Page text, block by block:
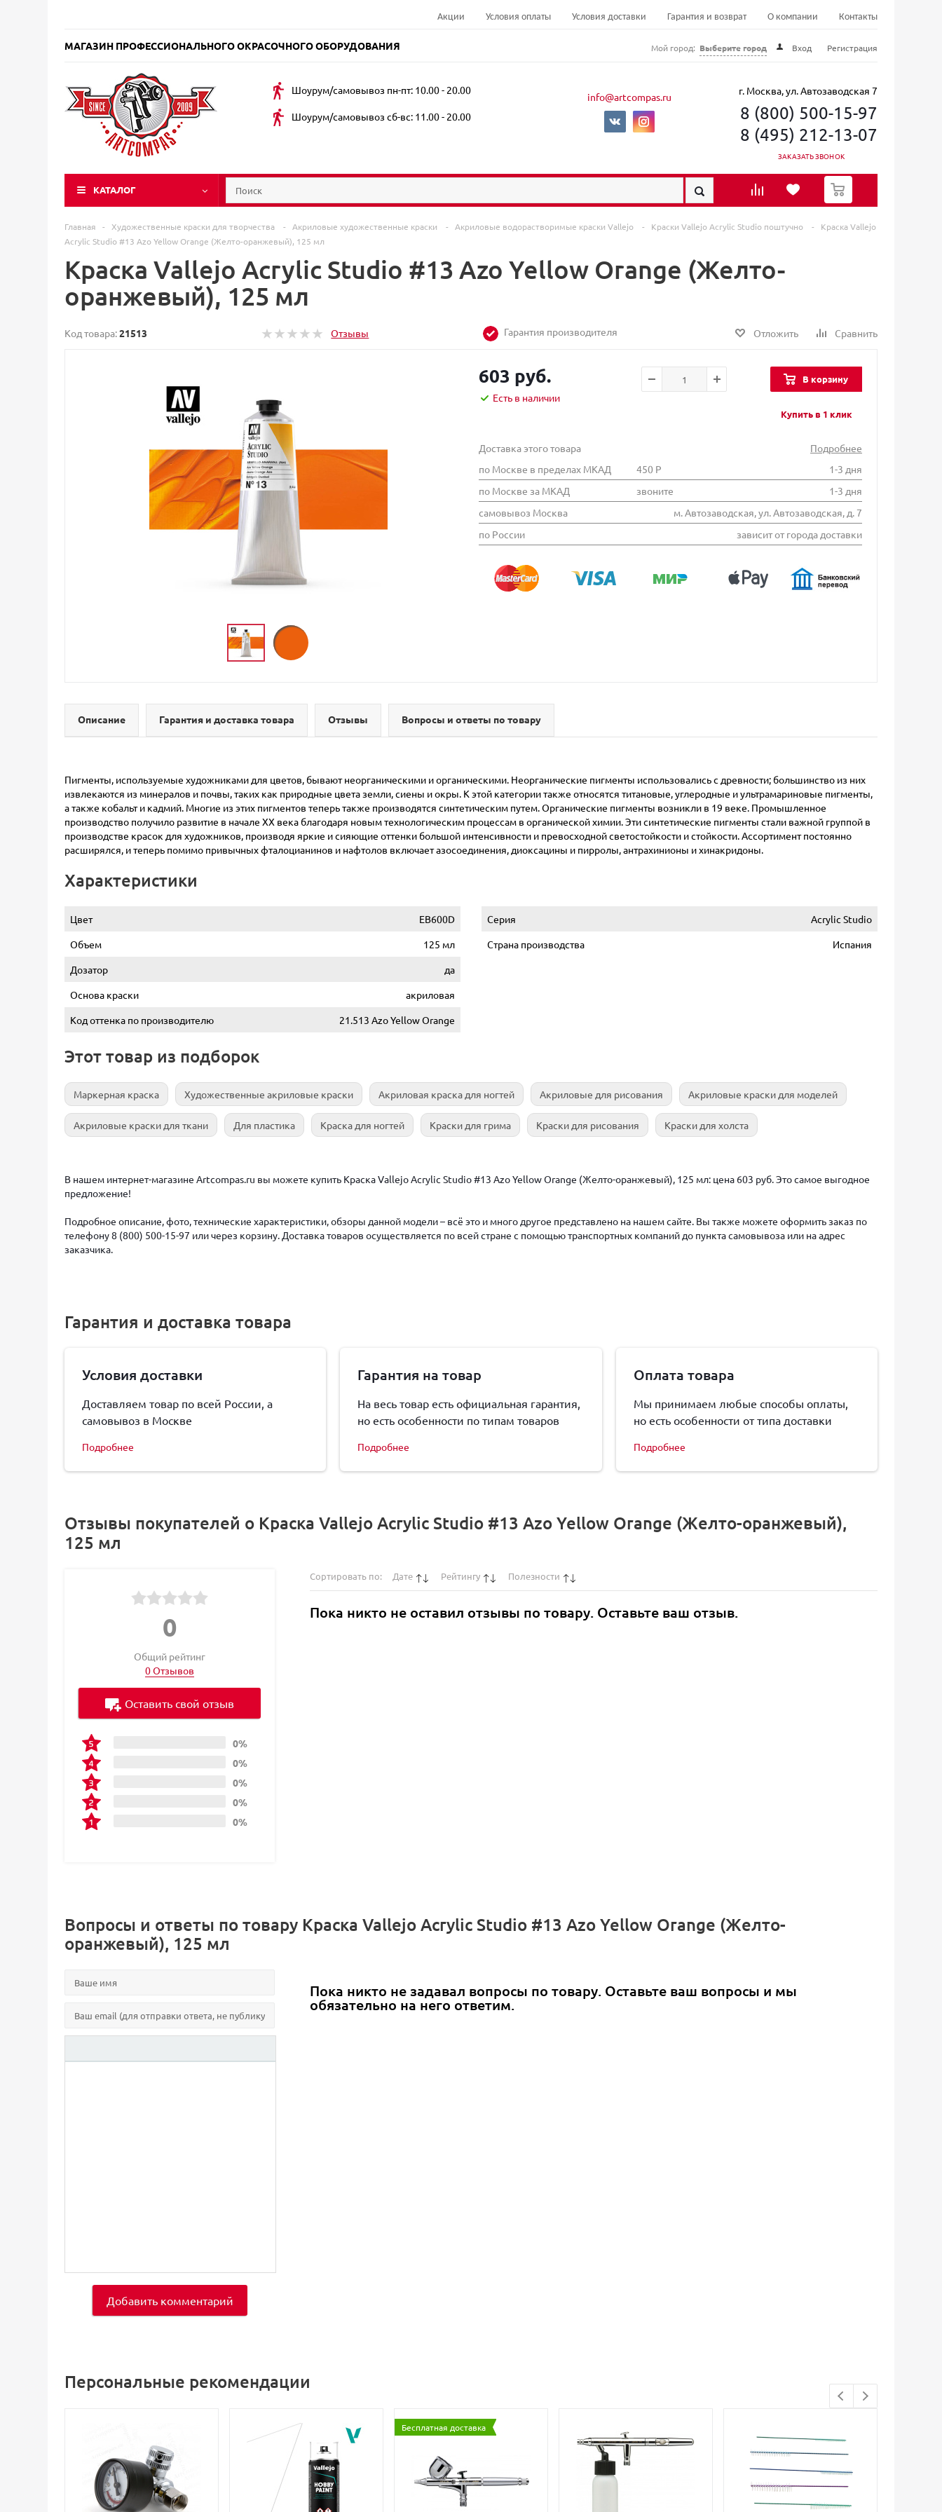
Акции Условия оплаты Условия доставки Гарантия и возврат О компании Контакты
МАГАЗИН ПРОФЕССИОНАЛЬНОГО ОКРАСОЧНОГО ОБОРУДОВАНИЯ Мой город: Выберите город Вход Регистрация
Шоурум/самовывоз пн-пт: 10.00 - 20.00
Шоурум/самовывоз сб-вс: 11.00 - 20.00
info@artcompas.ru г. Москва, ул. Автозаводская 7
8 (800) 500-15-97
8 (495) 212-13-07
ЗАКАЗАТЬ ЗВОНОК
КАТАЛОГ
0
Главная - Художественные краски для творчества - Акриловые художественные краски - Акриловые водорастворимые краски Vallеjo - Краски Vallеjo Acrylic Studio поштучно -
Краска Vallejo
Acrylic Studio #13 Azo Yellow Orange (Желто-оранжевый), 125 мл
Краска Vallejo Acrylic Studio #13 Azo Yellow Orange (Желто-
оранжевый), 125 мл
Код товара:21513 Отзывы Гарантия производителя Отложить Сравнить
603 руб.
Есть в наличии
В корзину
Купить в 1 клик
Доставка этого товара
Подробнее
по Москве в пределах МКАД
450 Р
1-3 дня
по Москве за МКАД
звоните
1-3 дня
самовывоз Москва
м. Автозаводская, ул. Автозаводская, д. 7
по России
зависит от города доставки
Описание Гарантия и доставка товара Отзывы Вопросы и ответы по товару
Пигменты, используемые художниками для цветов, бывают неорганическими и органическими. Неорганические пигменты использовались с древности; большинство из них
извлекаются из минералов и почвы, таких как природные цвета земли, сиены и окры. К этой категории также относятся титановые, углеродные и ультрамариновые пигменты,
а также кобальт и кадмий. Многие из этих пигментов теперь также производятся синтетическим путем. Органические пигменты возникли в 19 веке. Промышленное
производство получило развитие в начале ХХ века благодаря новым технологическим процессам в органической химии. Эти синтетические пигменты стали важной группой в
производстве красок для художников, производя яркие и сияющие оттенки большой интенсивности и превосходной светостойкости и стойкости. Ассортимент постоянно
расширялся, и теперь помимо привычных фталоцианинов и нафтолов включает азосоединения, диоксацины и пирролы, антрахинионы и хинакридоны.
Характеристики
Цвет
EB600D
Объем
125 мл
Дозатор
да
Основа краски
акриловая
Код оттенка по производителю
21.513 Azo Yellow Orange
Серия
Acrylic Studio
Страна производства
Испания
Этот товар из подборок
Маркерная краска Художественные акриловые краски Акриловая краска для ногтей Акриловые для рисования Акриловые краски для моделей
Акриловые краски для ткани Для пластика Краска для ногтей Краски для грима Краски для рисования Краски для холста
В нашем интернет-магазине Artcompas.ru вы можете купить Краска Vallejo Acrylic Studio #13 Azo Yellow Orange (Желто-оранжевый), 125 мл: цена 603 руб. Это самое выгодное
предложение!
Подробное описание, фото, технические характеристики, обзоры данной модели – всё это и много другое представлено на нашем сайте. Вы также можете оформить заказ по
телефону 8 (800) 500-15-97 или через корзину. Доставка товаров осуществляется по всей стране с помощью транспортных компаний до пункта самовывоза или на адрес
заказчика.
Гарантия и доставка товара
Условия доставки
Доставляем товар по всей России, а
самовывоз в Москве
Подробнее
Гарантия на товар
На весь товар есть официальная гарантия,
но есть особенности по типам товаров
Подробнее
Оплата товара
Мы принимаем любые способы оплаты,
но есть особенности от типа доставки
Подробнее
Отзывы покупателей о Краска Vallejo Acrylic Studio #13 Azo Yellow Orange (Желто-оранжевый),
125 мл
0
Общий рейтинг
0 Отзывов
0%
0%
0%
0%
0%
Оставить свой отзыв
Сортировать по: Дате Рейтингу Полезности
Пока никто не оставил отзывы по товару. Оставьте ваш отзыв.
Вопросы и ответы по товару Краска Vallejo Acrylic Studio #13 Azo Yellow Orange (Желто-
оранжевый), 125 мл
Добавить комментарий
Пока никто не задавал вопросы по товару. Оставьте ваш вопросы и мы
обязательно на него ответим.
Персональные рекомендации
Бесплатная доставка